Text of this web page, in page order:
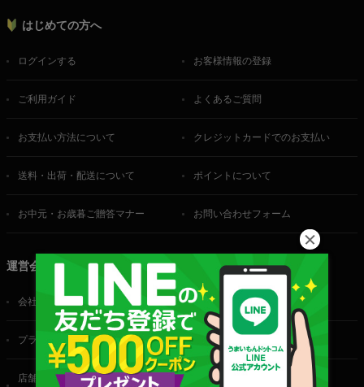
はじめての方へ
ログインする お客様情報の登録
ご利用ガイド よくあるご質問
お支払い方法について クレジットカードでのお支払い
送料・出荷・配送について ポイントについて
お中元・お歳暮ご贈答マナー お問い合わせフォーム
運営会社
会社概要 ご利用規約
プライバシーポリシー 特定商取引法に基づく表記
店舗・法人・生産者様